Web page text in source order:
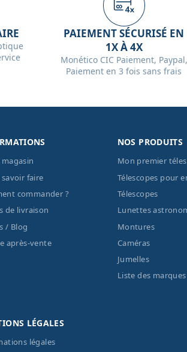
PAIEMENT SÉCURISÉ EN
1X À 4X
Monético CIC Paiement, Paypal,
Paiement en 3 fois sans frais
faire
commander ?
de livraison
/ Blog
après-vente
NOS PRODUITS
Mon premier
Télescopes pour
Télescopes
Lunettes
Montures
Caméras
Jumelles
Liste des marques
LÉGALES
légales